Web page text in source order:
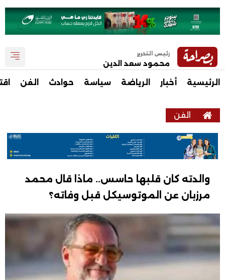
رئيس التحرير
محمود سعد الدين
الرئيسية أخبار الرياضة سياسة حوادث الفن
الفن
والدته كان قلبها حاسس.. ماذا قال محمد
مرزبان عن الموتوسيكل قبل وفاته؟